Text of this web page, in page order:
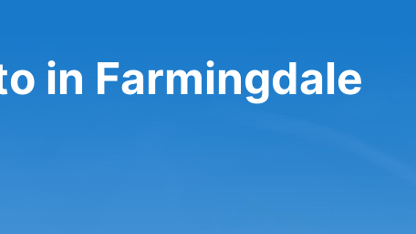
in Farmingdale